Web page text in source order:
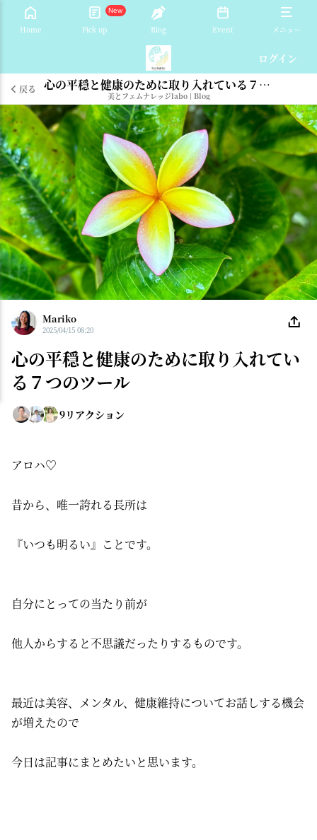
Home
New
Pick up Blog Event メニュー
ログイン
戻る 心の平穏と健康のために取り入れている７つのツール
美とフェムナレッジlabo | Blog
Mariko
2025/04/15 08:20
心の平穏と健康のために取り入れてい
る７つのツール
9リアクション
アロハ♡
昔から、唯一誇れる長所は
『いつも明るい』ことです。
自分にとっての当たり前が
他人からすると不思議だったりするものです。
最近は美容、メンタル、健康維持についてお話しする機会
が増えたので
今日は記事にまとめたいと思います。